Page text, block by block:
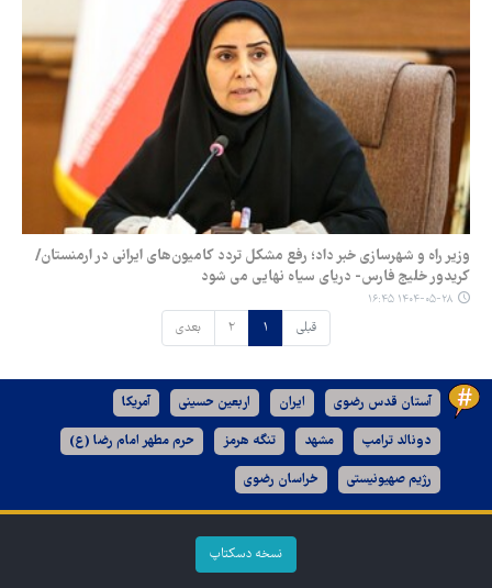
وزیر راه و شهرسازی خبر داد؛ رفع مشکل تردد کامیون‌های ایرانی در ارمنستان/
کریدور خلیج فارس- دریای سیاه نهایی می شود
۱۴۰۴-۰۵-۲۸ ۱۶:۴۵
قبلی ۱ ۲ بعدی
آستان قدس رضوی ایران اربعین حسینی آمریکا
دونالد ترامپ مشهد تنگه هرمز حرم مطهر امام رضا (ع)
رژیم صهیونیستی خراسان رضوی
نسخه دسکتاپ